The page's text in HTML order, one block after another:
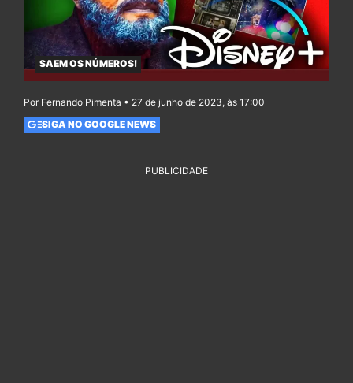
SAEM OS NÚMEROS!
Por Fernando Pimenta • 27 de junho de 2023, às 17:00
SIGA NO GOOGLE NEWS
PUBLICIDADE